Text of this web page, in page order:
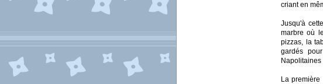
criant en
Jusqu'à
marbre où
pizzas, la
gardés
La